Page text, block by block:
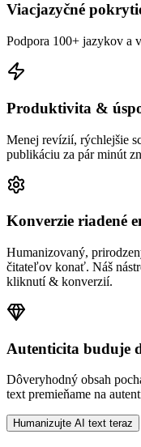
Viacjazyčné
Podpora 100+ jazykov a
Produktivita &
Menej revízií, rýchlejšie
publikáciu za pár minút
Konverzie riadené
Humanizovaný,
čitateľov konať. Náš
kliknutí & konverzií.
Autenticita buduje
Dôveryhodný obsah
text premieňame na
Humanizujte AI text teraz